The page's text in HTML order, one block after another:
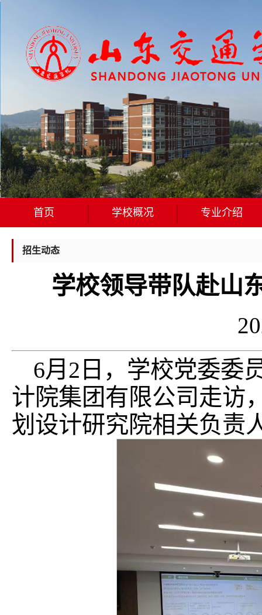
首页 学校概况 专业介绍
招生动态
学校领导带队赴山
6月2日，学校党委委
计院集团有限公司走访
划设计研究院相关负责